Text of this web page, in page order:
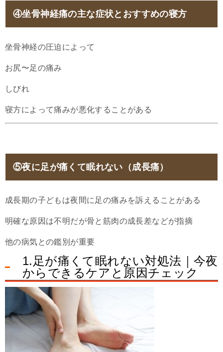
④坐骨神経痛の主な症状とおすすめの寝方
坐骨神経の圧迫によって
お尻〜足の痛み
しびれ
寝方によって痛みが悪化することがある
⑤夜に足が痛くて眠れない（成長痛）
成長期の子どもは夜間に足の痛みを訴えることがある
明確な原因は不明だが骨と筋肉の成長差などが指摘
他の病気との鑑別が重要
1.足が痛くて眠れない対処法｜今夜
からできるケアと原因チェック